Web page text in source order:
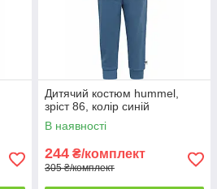
Дитячий костюм hummel,
зріст 86, колір синій
В наявності
244 ₴/комплект
305 ₴/комплект